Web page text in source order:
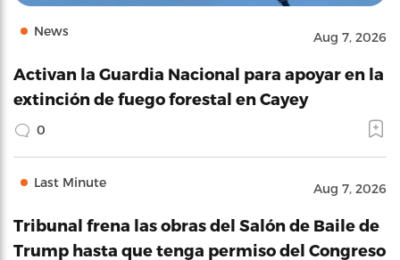
News Aug 7, 2026
Activan la Guardia Nacional para apoyar en la
extinción de fuego forestal en Cayey
0
Last Minute Aug 7, 2026
Tribunal frena las obras del Salón de Baile de
Trump hasta que tenga permiso del Congreso